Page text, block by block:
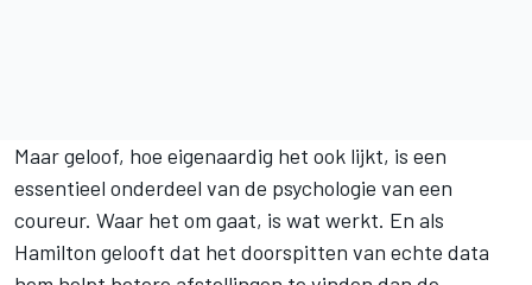
Maar geloof, hoe eigenaardig het ook lijkt, is een
essentieel onderdeel van de psychologie van een
coureur. Waar het om gaat, is wat werkt. En als
Hamilton gelooft dat het doorspitten van echte data